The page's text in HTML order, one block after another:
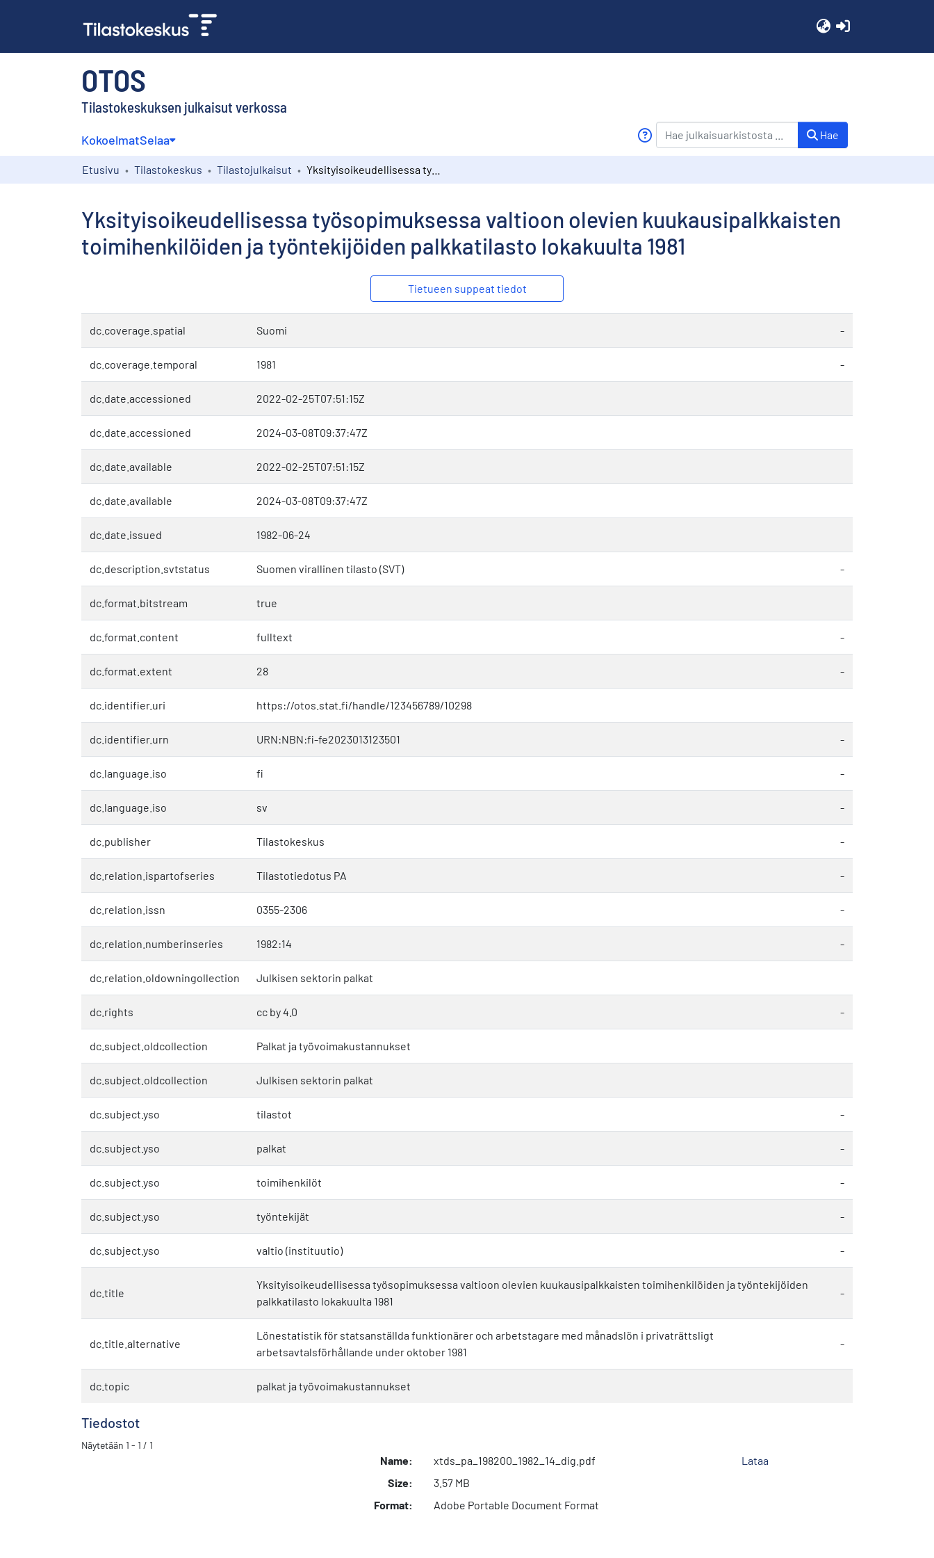
OTOS
Tilastokeskuksen julkaisut verkossa
KokoelmatSelaa Hae
Etusivu Tilastokeskus Tilastojulkaisut
Yksityisoikeudellisessa työsopimuksessa valtioon olevien kuukausipalkkaisten
toimihenkilöiden ja työntekijöiden palkkatilasto lokakuulta 1981
Tietueen suppeat tiedot
dc.coverage.spatial Suomi -
dc.coverage.temporal 1981 -
dc.date.accessioned 2022-02-25T07:51:15Z
dc.date.accessioned 2024-03-08T09:37:47Z
dc.date.available 2022-02-25T07:51:15Z
dc.date.available 2024-03-08T09:37:47Z
dc.date.issued 1982-06-24
dc.description.svtstatus Suomen virallinen tilasto (SVT) -
dc.format.bitstream true
dc.format.content fulltext -
dc.format.extent 28 -
dc.identifier.uri https://otos.stat.fi/handle/123456789/10298
dc.identifier.urn URN:NBN:fi-fe2023013123501 -
dc.language.iso fi -
dc.language.iso sv -
dc.publisher Tilastokeskus -
dc.relation.ispartofseries Tilastotiedotus PA -
dc.relation.issn 0355-2306 -
dc.relation.numberinseries 1982:14 -
dc.relation.oldowningollection Julkisen sektorin palkat
dc.rights cc by 4.0 -
dc.subject.oldcollection Palkat ja työvoimakustannukset
dc.subject.oldcollection Julkisen sektorin palkat
dc.subject.yso tilastot -
dc.subject.yso palkat -
dc.subject.yso toimihenkilöt -
dc.subject.yso työntekijät -
dc.subject.yso valtio (instituutio) -
dc.title
Yksityisoikeudellisessa työsopimuksessa valtioon olevien kuukausipalkkaisten toimihenkilöiden ja työntekijöiden
palkkatilasto lokakuulta 1981
-
dc.title.alternative
Lönestatistik för statsanställda funktionärer och arbetstagare med månadslön i privaträttsligt
arbetsavtalsförhållande under oktober 1981
-
dc.topic palkat ja työvoimakustannukset
Tiedostot
Näytetään 1 - 1 / 1
Name:
xtds_pa_198200_1982_14_dig.pdf
Size:
3.57 MB
Format:
Adobe Portable Document Format
Lataa